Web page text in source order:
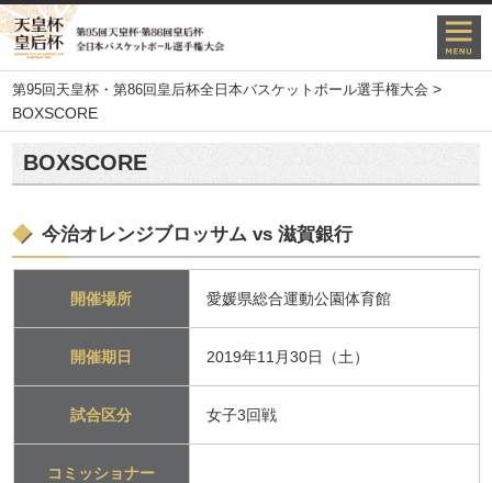
第95回天皇杯・第86回皇后杯全日本バスケットボール選手権大会 >
BOXSCORE
BOXSCORE
今治オレンジブロッサム vs 滋賀銀行
開催場所 愛媛県総合運動公園体育館
開催期日 2019年11月30日（土）
試合区分 女子3回戦
コミッショナー